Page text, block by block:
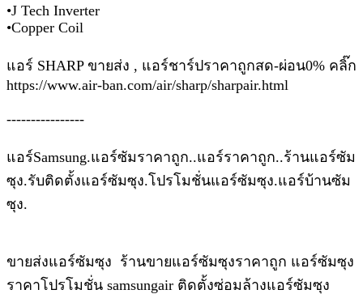
•J Tech Inverter
•Copper Coil
แอร์ SHARP ขายส่ง , แอร์ชาร์ปราคาถูกสด-ผ่อน0% คลิ๊ก
https://www.air-ban.com/air/sharp/sharpair.html
----------------
แอร์Samsung.แอร์ซัมราคาถูก..แอร์ราคาถูก..ร้านแอร์ซัม
ซุง.รับติดตั้งแอร์ซัมซุง.โปรโมชั่นแอร์ซัมซุง.แอร์บ้านซัม
ซุง.
ขายส่งแอร์ซัมซุง ร้านขายแอร์ซัมซุงราคาถูก แอร์ซัมซุง
ราคาโปรโมชั่น samsungair ติดตั้งซ่อมล้างแอร์ซัมซุง